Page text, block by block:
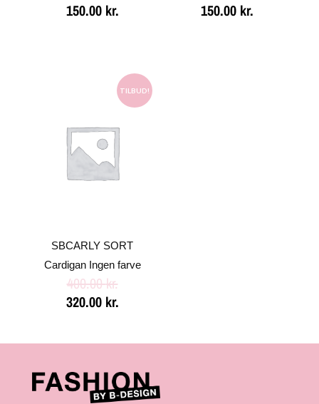
150.00 kr. 150.00 kr.
TILBUD!
SBCARLY SORT
Cardigan Ingen farve
400.00kr.
oprindelige
var:
400.00 kr..
320.00 kr.
Den
aktuelle
pris
er: